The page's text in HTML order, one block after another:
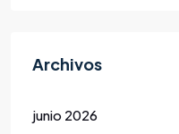
Archivos
junio 2026